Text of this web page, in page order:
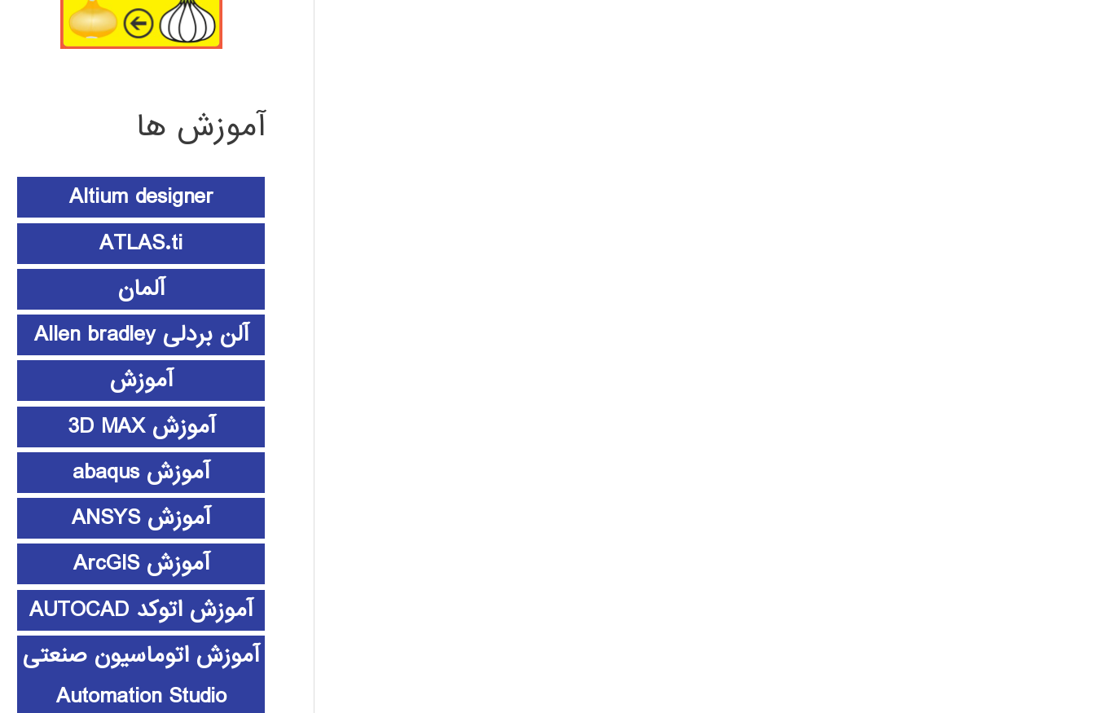
آموزش ها
Altium designer
ATLAS.ti
آلمان
آلن بردلی Allen bradley
آموزش
آموزش 3D MAX
آموزش abaqus
آموزش ANSYS
آموزش ArcGIS
آموزش اتوکد AUTOCAD
آموزش اتوماسیون صنعتی
Automation Studio